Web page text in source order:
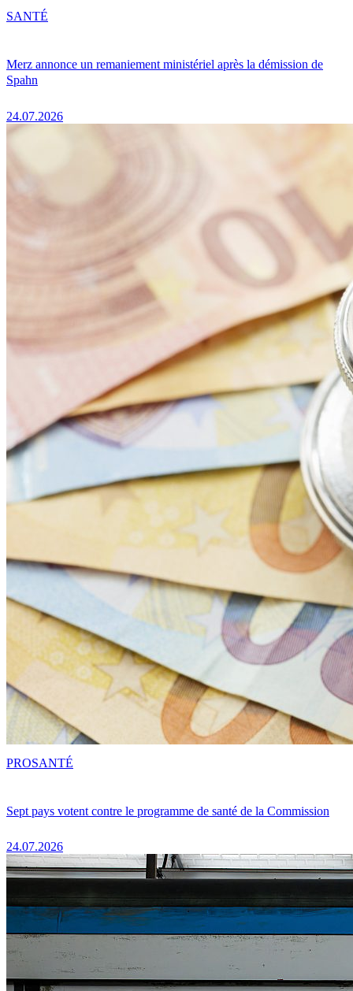
Merz annonce un remaniement ministériel après la démission de
Spahn
24.07.2026
SANTÉ
Sept pays votent contre le programme de santé de la Commission
24.07.2026
PROSANTÉ